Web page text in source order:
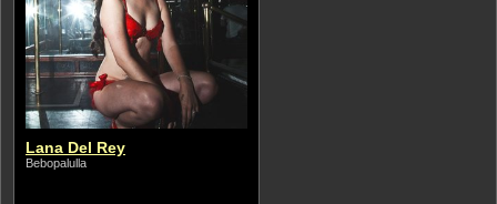
Lana Del Rey
Bebopalulla